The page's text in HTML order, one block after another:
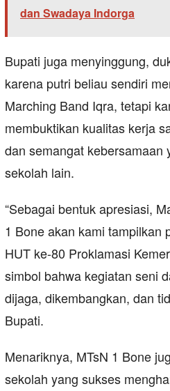
dan Swadaya Indorga
Bupati juga menyinggung,
karena putri beliau sendiri
Marching Band Iqra, tetapi
membuktikan kualitas kerja
dan semangat kebersamaan
sekolah lain.
“Sebagai bentuk apresiasi,
1 Bone akan kami tampilkan
HUT ke-80 Proklamasi
simbol bahwa kegiatan seni
dijaga, dikembangkan, dan
Bupati.
Menariknya, MTsN 1 Bone
sekolah yang sukses